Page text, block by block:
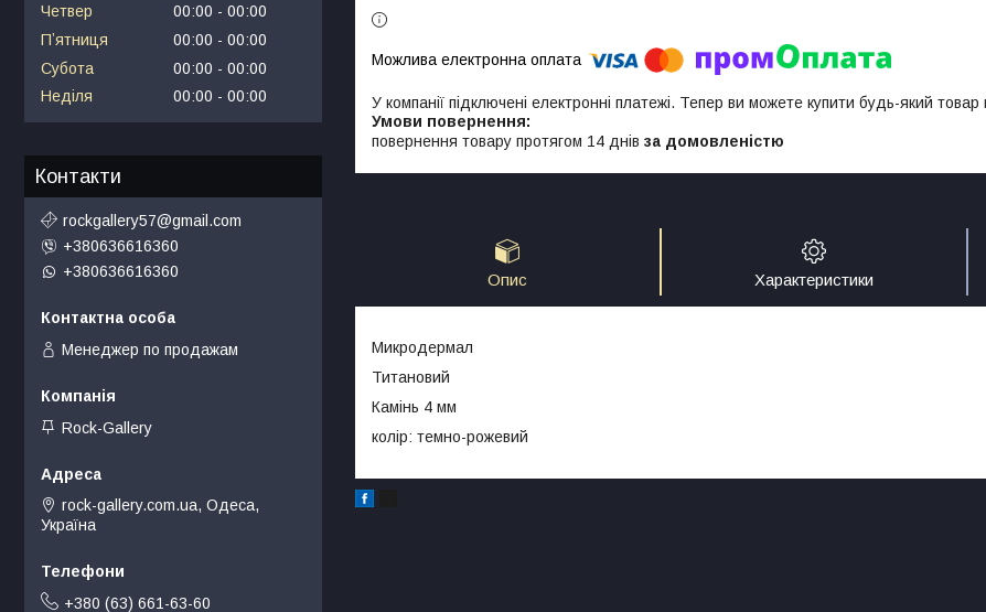
У компанії підключені електронні платежі. Тепер ви можете купити будь-який
повернення товару протягом 14 днів за домовленістю
Опис Характеристики
Микродермал
Титановий
Камінь 4 мм
колір: темно-рожевий
Четвер
00:00
00:00
Пʼятниця
00:00
00:00
Субота
00:00
00:00
Неділя
00:00 00:00
Контакти
rockgallery57@gmail.com
+380636616360
+380636616360
Менеджер по продажам
Rock-Gallery
rock-gallery.com.ua, Одеса,
Україна
+380 (63) 661-63-60